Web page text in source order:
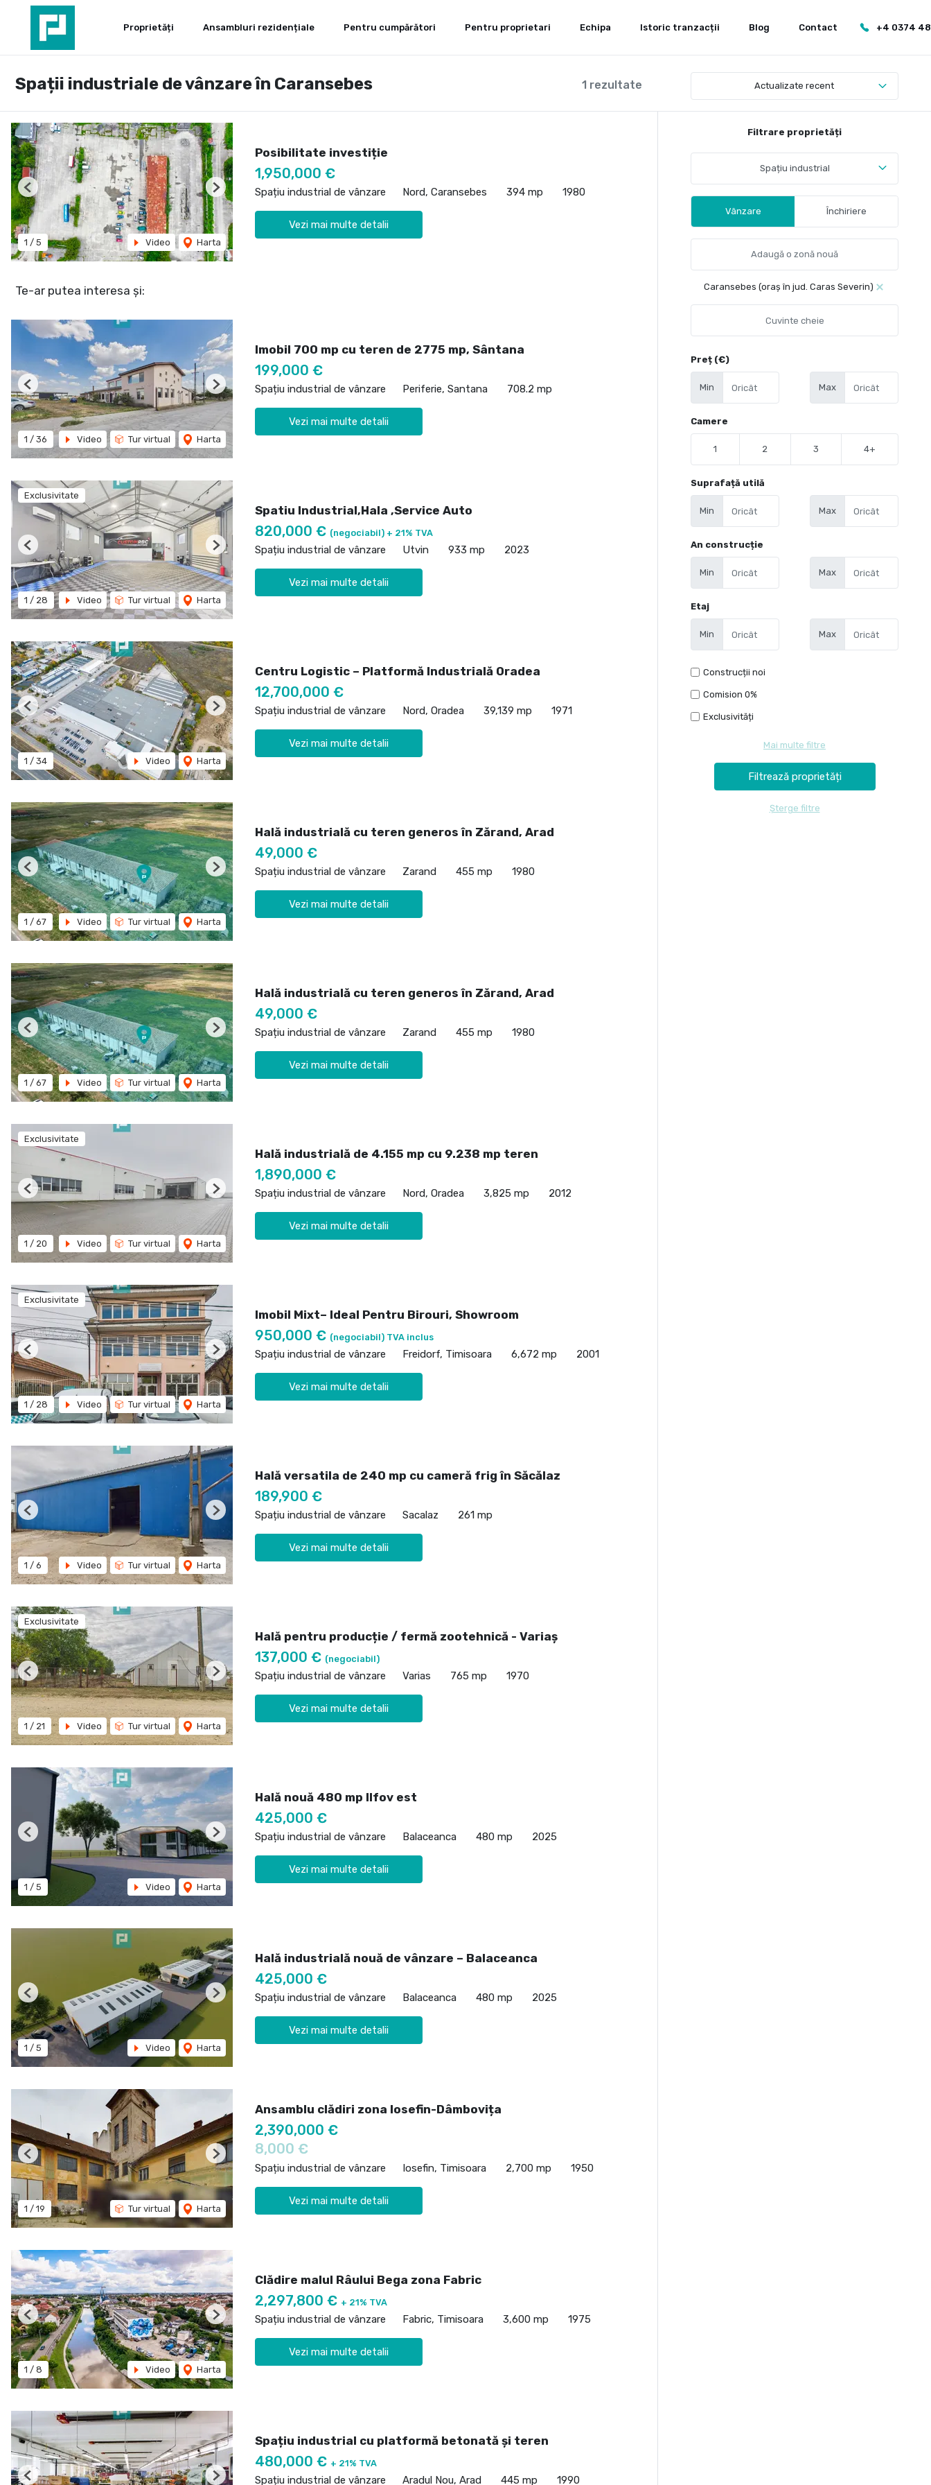
Proprietăți Ansambluri rezidențiale Pentru cumpărători Pentru proprietari Echipa Istoric tranzacții Blog Contact +4 0374
1 rezultate
Spații industriale de vânzare în Caransebes Actualizate recent
1 / 5 Video Harta
Previous Next
Posibilitate investiție
1,950,000 €
Spațiu industrial de vânzare Nord, Caransebes 394 mp 1980
Vezi mai multe detalii
Te-ar putea interesa și:
1 / 36 Video Tur virtual Harta
Previous Next
Imobil 700 mp cu teren de 2775 mp, Sântana
199,000 €
Spațiu industrial de vânzare Periferie, Santana 708.2 mp
Vezi mai multe detalii
Exclusivitate
1 / 28 Video Tur virtual Harta
Previous Next
Spatiu Industrial,Hala ,Service Auto
820,000 € (negociabil) + 21% TVA
Spațiu industrial de vânzare Utvin 933 mp 2023
Vezi mai multe detalii
1 / 34 Video Harta
Previous Next
Centru Logistic – Platformă Industrială Oradea
12,700,000 €
Spațiu industrial de vânzare Nord, Oradea 39,139 mp 1971
Vezi mai multe detalii
1 / 67 Video Tur virtual Harta
Previous Next
Hală industrială cu teren generos în Zărand, Arad
49,000 €
Spațiu industrial de vânzare Zarand 455 mp 1980
Vezi mai multe detalii
1 / 67 Video Tur virtual Harta
Previous Next
Hală industrială cu teren generos în Zărand, Arad
49,000 €
Spațiu industrial de vânzare Zarand 455 mp 1980
Vezi mai multe detalii
Exclusivitate
1 / 20 Video Tur virtual Harta
Previous Next
Hală industrială de 4.155 mp cu 9.238 mp teren
1,890,000 €
Spațiu industrial de vânzare Nord, Oradea 3,825 mp 2012
Vezi mai multe detalii
Exclusivitate
1 / 28 Video Tur virtual Harta
Previous Next
Imobil Mixt– Ideal Pentru Birouri, Showroom
950,000 € (negociabil) TVA inclus
Spațiu industrial de vânzare Freidorf, Timisoara 6,672 mp 2001
Vezi mai multe detalii
1 / 6 Video Tur virtual Harta
Previous Next
Hală versatila de 240 mp cu cameră frig în Săcălaz
189,900 €
Spațiu industrial de vânzare Sacalaz 261 mp
Vezi mai multe detalii
Exclusivitate
1 / 21 Video Tur virtual Harta
Previous Next
Hală pentru producție / fermă zootehnică - Variaș
137,000 € (negociabil)
Spațiu industrial de vânzare Varias 765 mp 1970
Vezi mai multe detalii
1 / 5 Video Harta
Previous Next
Hală nouă 480 mp Ilfov est
425,000 €
Spațiu industrial de vânzare Balaceanca 480 mp 2025
Vezi mai multe detalii
1 / 5 Video Harta
Previous Next
Hală industrială nouă de vânzare – Balaceanca
425,000 €
Spațiu industrial de vânzare Balaceanca 480 mp 2025
Vezi mai multe detalii
1 / 19 Tur virtual Harta
Previous Next
Ansamblu clădiri zona Iosefin-Dâmbovița
2,390,000 €
8,000 €
Spațiu industrial de vânzare Iosefin, Timisoara 2,700 mp 1950
Vezi mai multe detalii
1 / 8 Video Harta
Previous Next
Clădire malul Râului Bega zona Fabric
2,297,800 € + 21% TVA
Spațiu industrial de vânzare Fabric, Timisoara 3,600 mp 1975
Vezi mai multe detalii
Previous Next
Spațiu industrial cu platformă betonată și teren
480,000 € + 21% TVA
Spațiu industrial de vânzare Aradul Nou, Arad 445 mp 1990
Filtrare proprietăți
Spațiu industrial
Vânzare Închiriere
Caransebes (oraș în jud. Caras Severin)
Preț (€)
Min Max
Camere
1 2 3 4+
Suprafață utilă
Min Max
An construcție
Min Max
Etaj
Min Max
Construcții noi
Comision 0%
Exclusivități
Mai multe filtre
Șterge filtre